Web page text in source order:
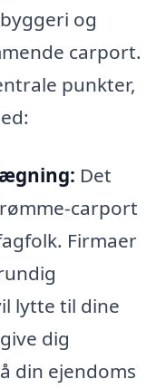
og
carport.
punkter,
Det
carport
Firmaer
lytte til dine
dig
din ejendoms